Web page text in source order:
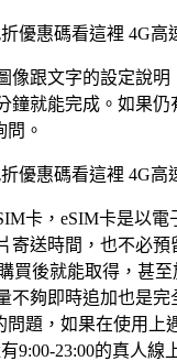
像跟文字的設定說明
鐘就能完成。如果仍
問。
卡，eSIM卡是以電
寄送時間，也不必預
買後就能取得，甚
不夠即時追加也是
題，如果在使用上
有9:00-23:00的真人